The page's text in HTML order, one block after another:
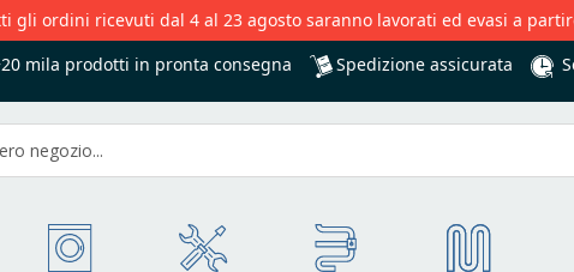
gli ordini ricevuti dal 4 al 23 agosto saranno lavorati ed evasi a
mila prodotti in pronta consegna Spedizione assicurata